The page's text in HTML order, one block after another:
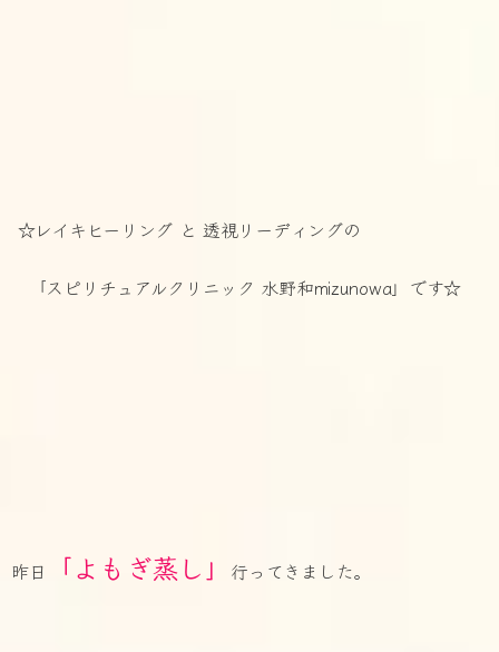
☆レイキヒーリング と 透視リーディングの
「スピリチュアルクリニック 水野和mizunowa」です☆
昨日 「よもぎ蒸し」 行ってきました。